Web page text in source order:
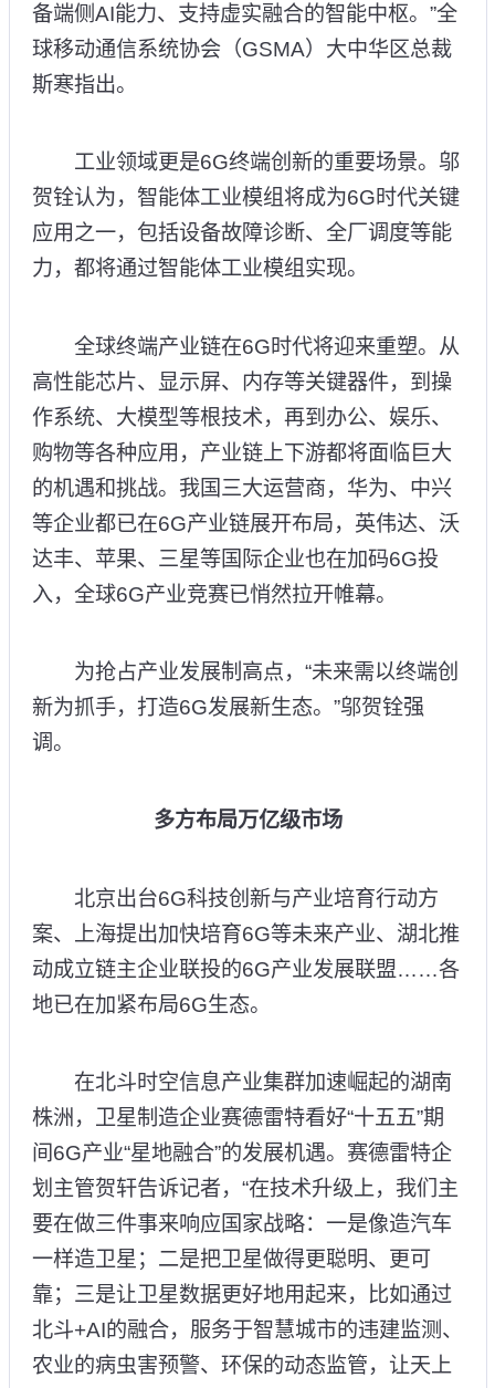
备端侧AI能力、支持虚实融合的智能中枢。”全
球移动通信系统协会（GSMA）大中华区总裁
斯寒指出。
工业领域更是6G终端创新的重要场景。邬
贺铨认为，智能体工业模组将成为6G时代关键
应用之一，包括设备故障诊断、全厂调度等能
力，都将通过智能体工业模组实现。
全球终端产业链在6G时代将迎来重塑。从
高性能芯片、显示屏、内存等关键器件，到操
作系统、大模型等根技术，再到办公、娱乐、
购物等各种应用，产业链上下游都将面临巨大
的机遇和挑战。我国三大运营商，华为、中兴
等企业都已在6G产业链展开布局，英伟达、沃
达丰、苹果、三星等国际企业也在加码6G投
入，全球6G产业竞赛已悄然拉开帷幕。
为抢占产业发展制高点，“未来需以终端创
新为抓手，打造6G发展新生态。”邬贺铨强
调。
多方布局万亿级市场
北京出台6G科技创新与产业培育行动方
案、上海提出加快培育6G等未来产业、湖北推
动成立链主企业联投的6G产业发展联盟……各
地已在加紧布局6G生态。
在北斗时空信息产业集群加速崛起的湖南
株洲，卫星制造企业赛德雷特看好“十五五”期
间6G产业“星地融合”的发展机遇。赛德雷特企
划主管贺轩告诉记者，“在技术升级上，我们主
要在做三件事来响应国家战略：一是像造汽车
一样造卫星；二是把卫星做得更聪明、更可
靠；三是让卫星数据更好地用起来，比如通过
北斗+AI的融合，服务于智慧城市的违建监测、
农业的病虫害预警、环保的动态监管，让天上